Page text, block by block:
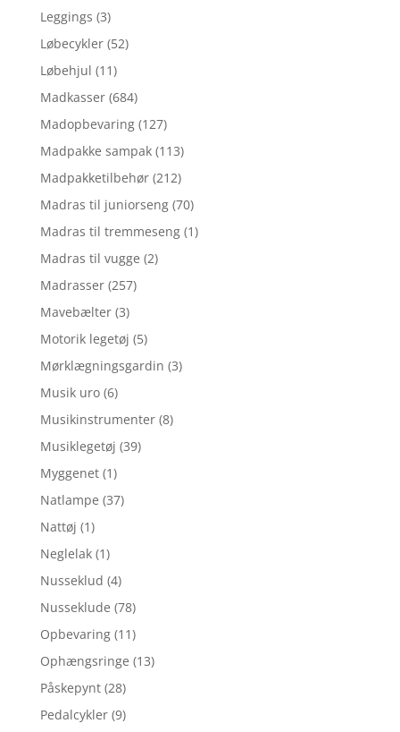
Leggings (3)
Løbecykler (52)
Løbehjul (11)
Madkasser (684)
Madopbevaring (127)
Madpakke sampak (113)
Madpakketilbehør (212)
Madras til juniorseng (70)
Madras til tremmeseng (1)
Madras til vugge (2)
Madrasser (257)
Mavebælter (3)
Motorik legetøj (5)
Mørklægningsgardin (3)
Musik uro (6)
Musikinstrumenter (8)
Musiklegetøj (39)
Myggenet (1)
Natlampe (37)
Nattøj (1)
Neglelak (1)
Nusseklud (4)
Nusseklude (78)
Opbevaring (11)
Ophængsringe (13)
Påskepynt (28)
Pedalcykler (9)